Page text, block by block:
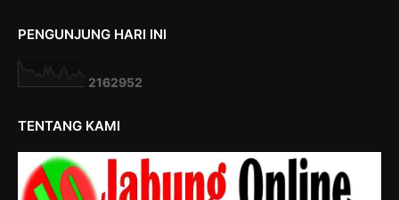
PENGUNJUNG HARI INI
2162952
TENTANG KAMI